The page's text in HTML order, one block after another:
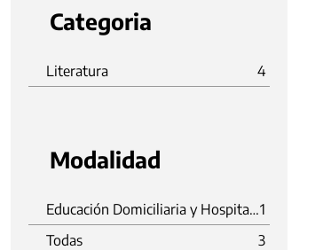
Categoria
Literatura 4
Modalidad
Educación Domiciliaria y Hospitalaria1
Todas
3